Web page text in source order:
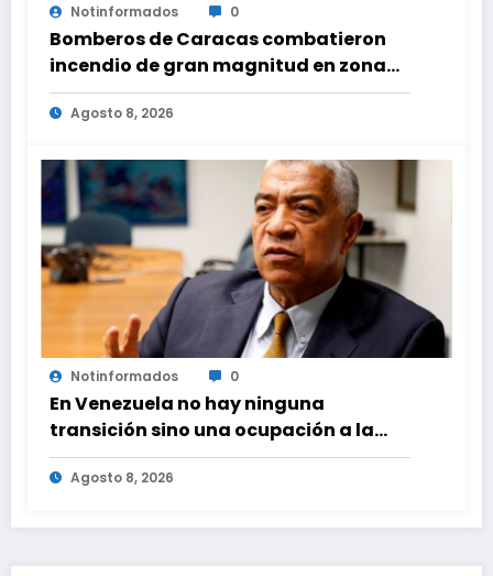
Notinformados 0
Bomberos de Caracas combatieron
incendio de gran magnitud en zona
industrial de El Llanito
Agosto 8, 2026
Notinformados 0
En Venezuela no hay ninguna
transición sino una ocupación a la
fuerza
Agosto 8, 2026